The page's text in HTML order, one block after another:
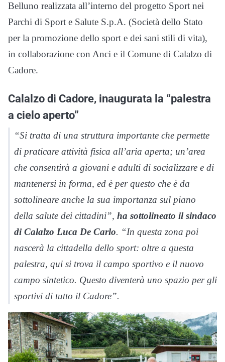
Belluno realizzata all’interno del progetto Sport nei
Parchi di Sport e Salute S.p.A. (Società dello Stato
per la promozione dello sport e dei sani stili di vita),
in collaborazione con Anci e il Comune di Calalzo di
Cadore.
Calalzo di Cadore, inaugurata la “palestra
a cielo aperto”
“Si tratta di una struttura importante che permette
di praticare attività fisica all’aria aperta; un’area
che consentirà a giovani e adulti di socializzare e di
mantenersi in forma, ed è per questo che è da
sottolineare anche la sua importanza sul piano
della salute dei cittadini”, ha sottolineato il sindaco
di Calalzo Luca De Carlo. “In questa zona poi
nascerà la cittadella dello sport: oltre a questa
palestra, qui si trova il campo sportivo e il nuovo
campo sintetico. Questo diventerà uno spazio per gli
sportivi di tutto il Cadore”.